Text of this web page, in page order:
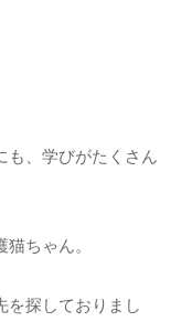
も、学びがたくさん
ちゃん。
を探しておりまし